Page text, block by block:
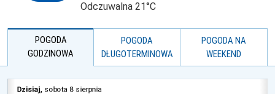
Odczuwalna 21°C
POGODA
GODZINOWA
POGODA
DŁUGOTERMINOWA
POGODA NA
WEEKEND